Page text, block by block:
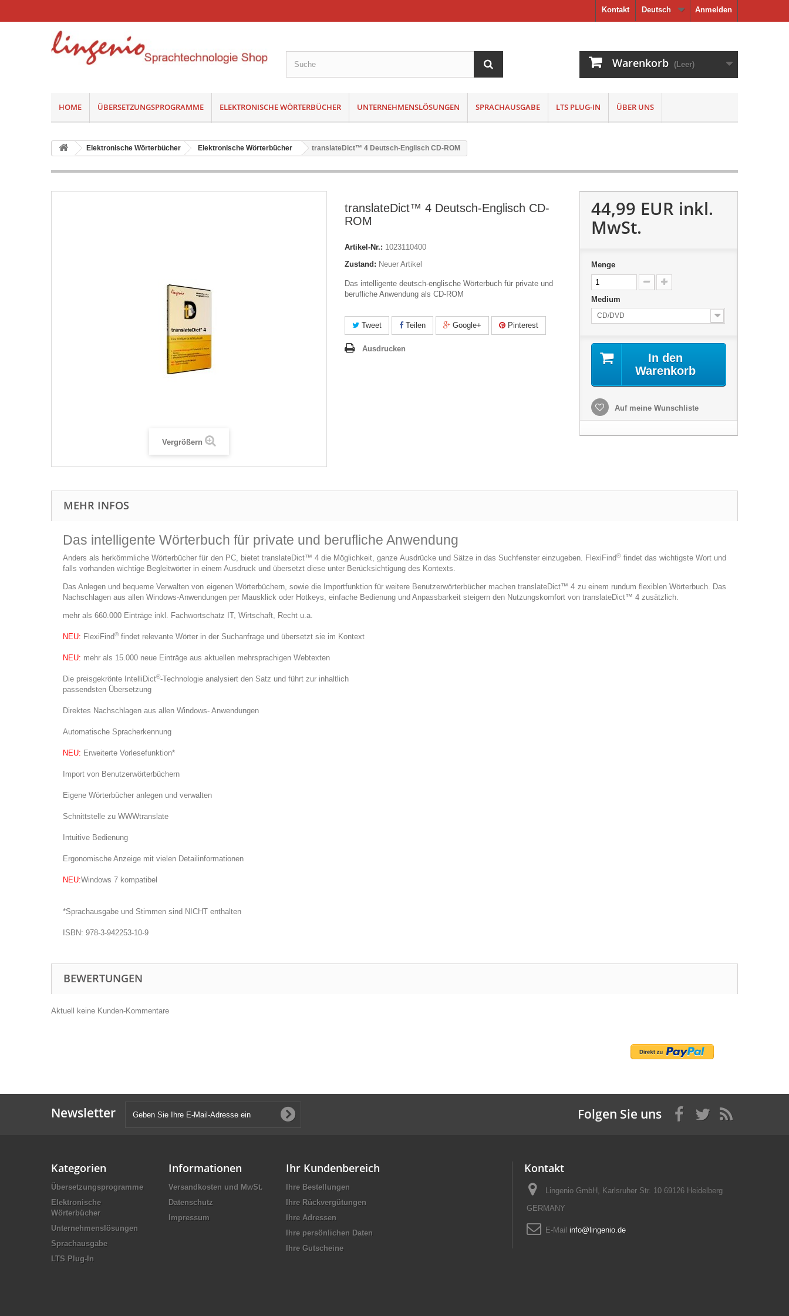
Anmelden
Deutsch
Kontakt
Warenkorb (Leer)
HOME ÜBERSETZUNGSPROGRAMME ELEKTRONISCHE WÖRTERBÜCHER UNTERNEHMENSLÖSUNGEN SPRACHAUSGABE LTS PLUG-IN ÜBER UNS
Elektronische Wörterbücher Elektronische Wörterbücher translateDict™ 4 Deutsch-Englisch CD-ROM
Vergrößern
translateDict™ 4 Deutsch-Englisch CD-
ROM
Artikel-Nr.: 1023110400
Zustand: Neuer Artikel
Das intelligente deutsch-englische Wörterbuch für private und
berufliche Anwendung als CD-ROM
Tweet Teilen Google+ Pinterest
Ausdrucken
44,99 EUR inkl.
MwSt.
Menge
Medium
CD/DVD
In den
Warenkorb
Auf meine Wunschliste
MEHR INFOS
Das intelligente Wörterbuch für private und berufliche Anwendung
Anders als herkömmliche Wörterbücher für den PC, bietet translateDict™ 4 die Möglichkeit, ganze Ausdrücke und Sätze in das Suchfenster einzugeben. FlexiFind®findet das wichtigste Wort und
falls vorhanden wichtige Begleitwörter in einem Ausdruck und übersetzt diese unter Berücksichtigung des Kontexts.
Das Anlegen und bequeme Verwalten von eigenen Wörterbüchern, sowie die Importfunktion für weitere Benutzerwörterbücher machen translateDict™ 4 zu einem rundum flexiblen Wörterbuch. Das
Nachschlagen aus allen Windows-Anwendungen per Mausklick oder Hotkeys, einfache Bedienung und Anpassbarkeit steigern den Nutzungskomfort von translateDict™ 4 zusätzlich.
mehr als 660.000 Einträge inkl. Fachwortschatz IT, Wirtschaft, Recht u.a.
NEU: FlexiFind®findet relevante Wörter in der Suchanfrage und übersetzt sie im Kontext
NEU: mehr als 15.000 neue Einträge aus aktuellen mehrsprachigen Webtexten
Die preisgekrönte IntelliDict®-Technologie analysiert den Satz und führt zur inhaltlich
passendsten Übersetzung
Direktes Nachschlagen aus allen Windows- Anwendungen
Automatische Spracherkennung
NEU: Erweiterte Vorlesefunktion*
Import von Benutzerwörterbüchern
Eigene Wörterbücher anlegen und verwalten
Schnittstelle zu WWWtranslate
Intuitive Bedienung
Ergonomische Anzeige mit vielen Detailinformationen
NEU:Windows 7 kompatibel
*Sprachausgabe und Stimmen sind NICHT enthalten
ISBN: 978-3-942253-10-9
BEWERTUNGEN
Aktuell keine Kunden-Kommentare
Newsletter Folgen Sie uns
Kategorien
Übersetzungsprogramme
Elektronische
Wörterbücher
Unternehmenslösungen
Sprachausgabe
LTS Plug-In
Informationen
Versandkosten und MwSt.
Datenschutz
Impressum
Ihr Kundenbereich
Ihre Bestellungen
Ihre Rückvergütungen
Ihre Adressen
Ihre persönlichen Daten
Ihre Gutscheine
Kontakt
Lingenio GmbH, Karlsruher Str. 10 69126 Heidelberg
GERMANY
E-Mail info@lingenio.de